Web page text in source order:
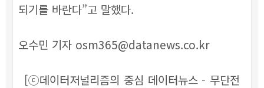
되기를 바란다”고 말했다.
오수민 기자 osm365@datanews.co.kr
[ⓒ데이터저널리즘의 중심 데이터뉴스 - 무단전